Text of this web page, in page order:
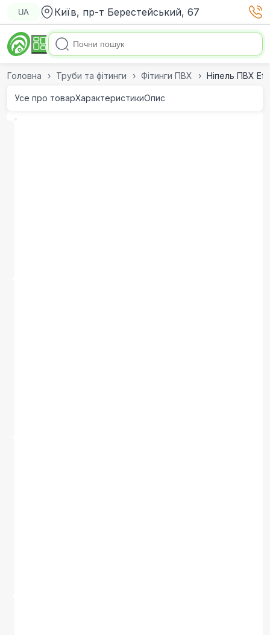
UA Київ, пр-т Берестейський, 67
Головна Труби та фітинги Фітинги ПВХ Ніпель ПВХ
Усе про товарХарактеристикиОпис